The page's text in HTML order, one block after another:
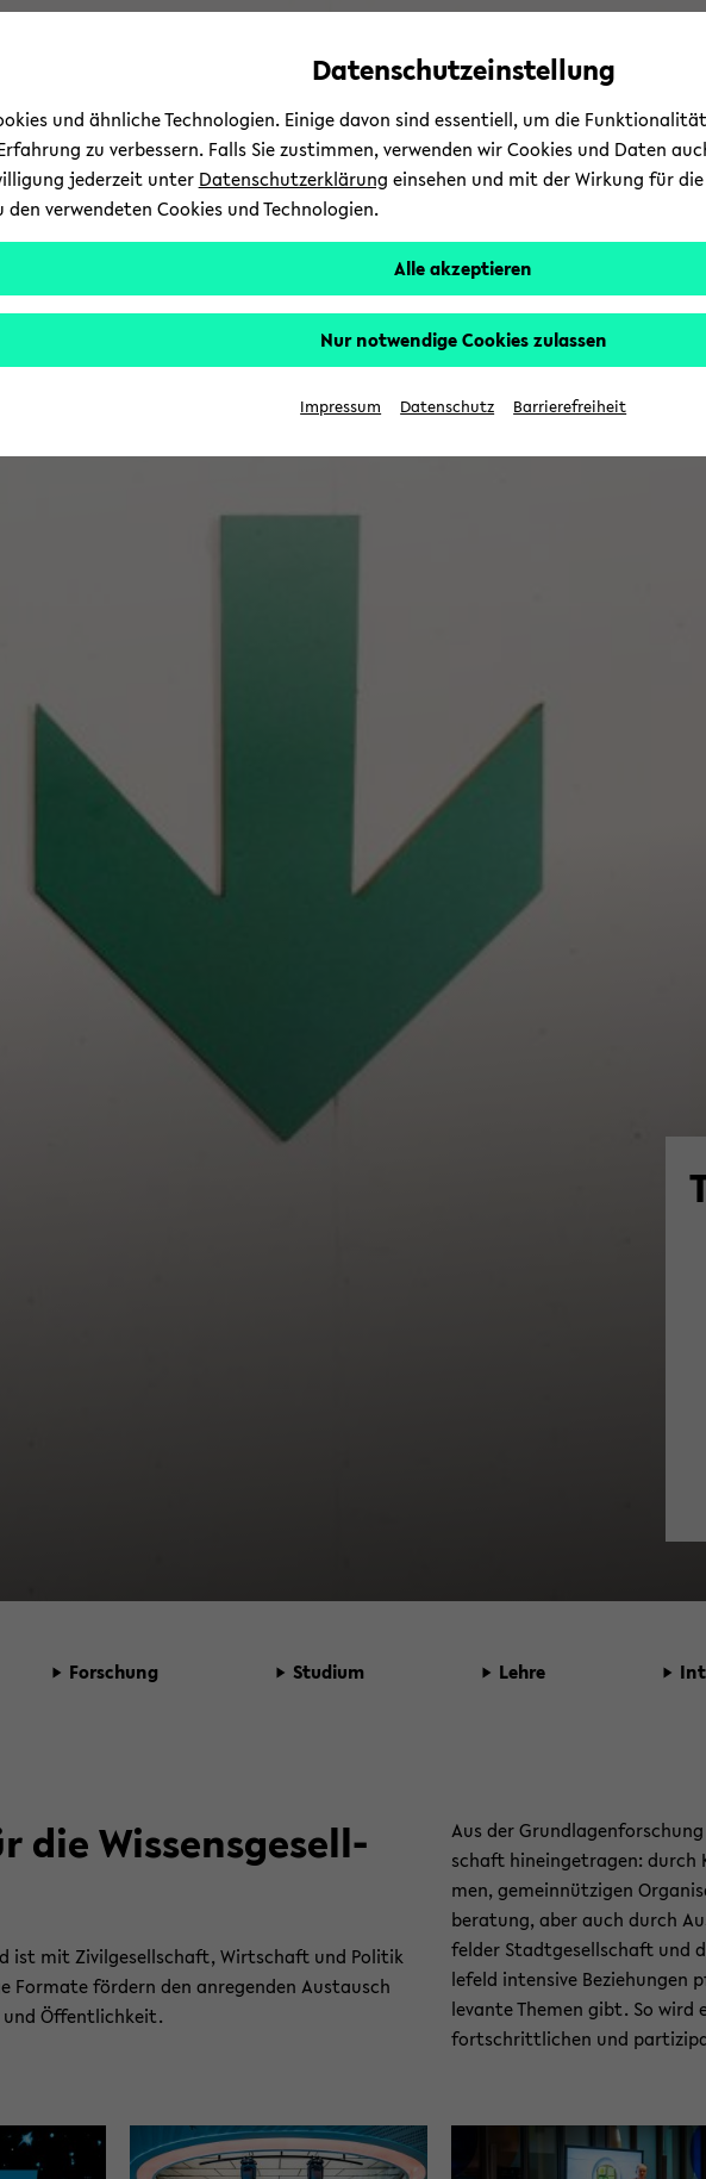
Automatische
vermeiden
zum
wechseln
zum
wechseln
zum
wechseln
For­schung Stu­di­um Lehre
die Wis­sens­ge­sell­
ist mit Zi­vil­ge­sell­schaft, Wirt­schaft und Po­li­tik
For­ma­te för­dern den an­re­gen­den Aus­tausch
und Öf­fent­lich­keit.
​Aus der
schaft hin­ein­ge­tra­gen:
men, ge­mein­nüt­zi­gen
be­ra­tung, aber auch durch
fel­der Stadt­ge­sell­schaft und
le­feld in­ten­si­ve
le­van­te The­men gibt. So
fort­schritt­li­chen und
Datenschutzeinstellung
und ähnliche Technologien. Einige davon sind essentiell, um die
zu verbessern. Falls Sie zustimmen, verwenden wir Cookies und Daten
jederzeit unter Datenschutzerklärung einsehen und mit der Wirkung für
verwendeten Cookies und Technologien.
Alle akzeptieren
Nur notwendige Cookies zulassen
Impressum Datenschutz Barrierefreiheit